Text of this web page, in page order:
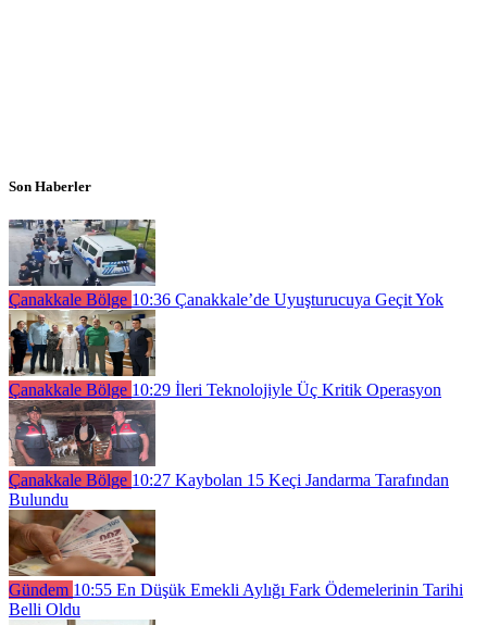
Son Haberler
Çanakkale Bölge 10:36 Çanakkale’de Uyuşturucuya Geçit Yok
Çanakkale Bölge 10:29 İleri Teknolojiyle Üç Kritik Operasyon
Çanakkale Bölge 10:27 Kaybolan 15 Keçi Jandarma Tarafından
Bulundu
Gündem 10:55 En Düşük Emekli Aylığı Fark Ödemelerinin Tarihi
Belli Oldu